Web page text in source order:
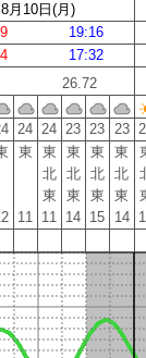
8月10日(月)
19:16
17:32
26.72
24 24 23 23 23
東
11
東
北
東
11
東
北
東
14
東
北
東
15
東
北
東
14